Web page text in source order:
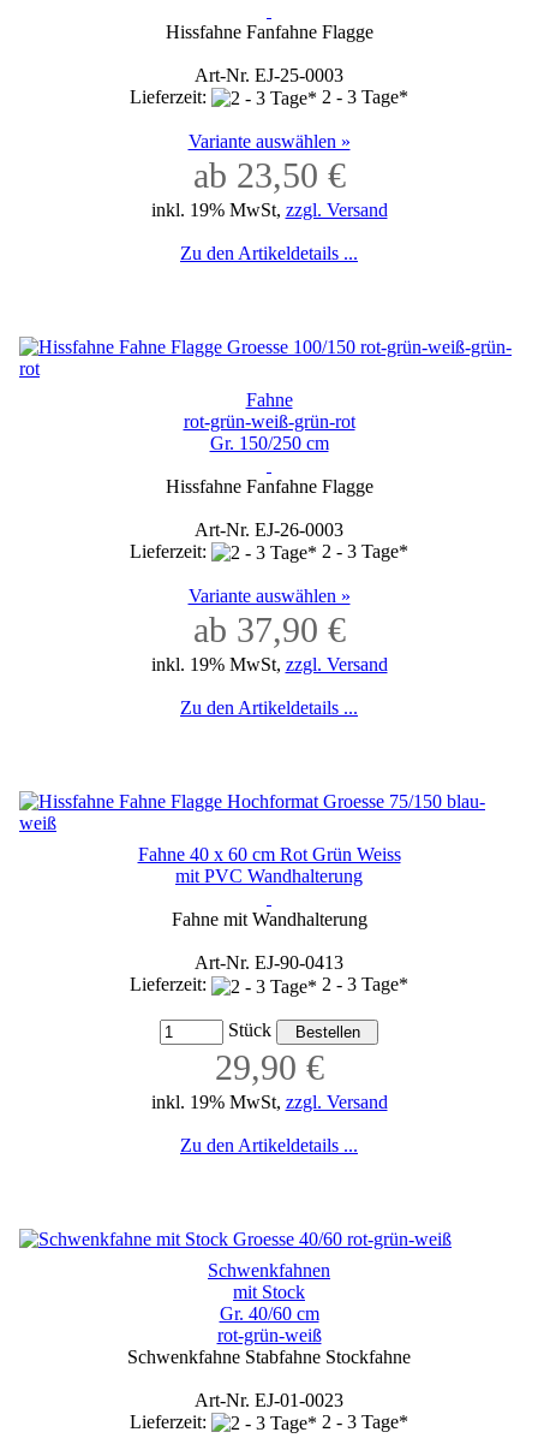
Hissfahne Fanfahne Flagge
Art-Nr. EJ-25-0003
Lieferzeit:
2 - 3 Tage*
Variante auswählen »
ab 23,50 €
inkl. 19% MwSt, zzgl. Versand
Zu den Artikeldetails ...
Fahne
rot-grün-weiß-grün-rot
Gr. 150/250 cm
Hissfahne Fanfahne Flagge
Art-Nr. EJ-26-0003
Lieferzeit:
2 - 3 Tage*
Variante auswählen »
ab 37,90 €
inkl. 19% MwSt, zzgl. Versand
Zu den Artikeldetails ...
Fahne 40 x 60 cm Rot Grün Weiss
mit PVC Wandhalterung
Fahne mit Wandhalterung
Art-Nr. EJ-90-0413
Lieferzeit:
2 - 3 Tage*
Stück
29,90 €
inkl. 19% MwSt, zzgl. Versand
Zu den Artikeldetails ...
Schwenkfahnen
mit Stock
Gr. 40/60 cm
rot-grün-weiß
Schwenkfahne Stabfahne Stockfahne
Art-Nr. EJ-01-0023
Lieferzeit:
2 - 3 Tage*